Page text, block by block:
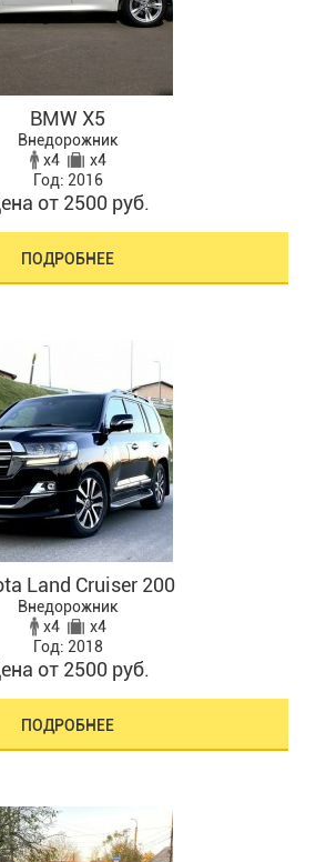
BMW X5
Внедорожник
x4
x4
Год: 2016
от 2500 руб.
ПОДРОБНЕЕ
Land Cruiser 200
Внедорожник
x4
x4
Год: 2018
от 2500 руб.
ПОДРОБНЕЕ